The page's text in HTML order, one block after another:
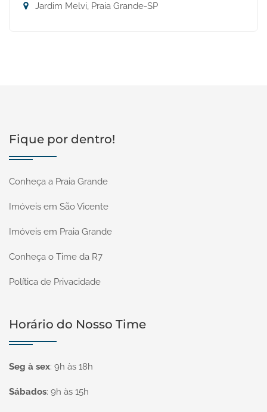
Jardim Melvi, Praia Grande-SP
Fique por dentro!
Conheça a Praia Grande
Imóveis em São Vicente
Imóveis em Praia Grande
Conheça o Time da R7
Política de Privacidade
Horário do Nosso Time
Seg à sex: 9h às 18h
Sábados: 9h às 15h